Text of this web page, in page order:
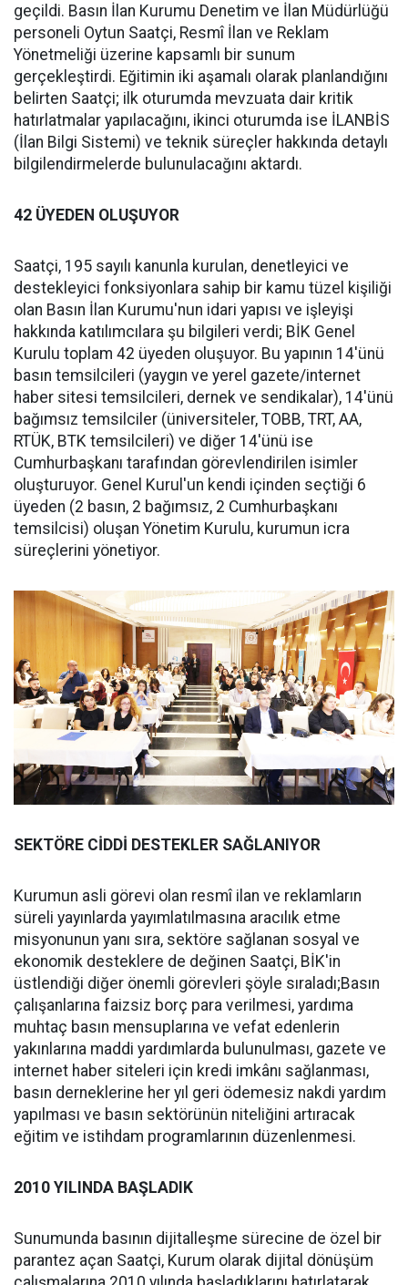
geçildi. Basın İlan Kurumu Denetim ve İlan Müdürlüğü
personeli Oytun Saatçi, Resmî İlan ve Reklam
Yönetmeliği üzerine kapsamlı bir sunum
gerçekleştirdi. Eğitimin iki aşamalı olarak planlandığını
belirten Saatçi; ilk oturumda mevzuata dair kritik
hatırlatmalar yapılacağını, ikinci oturumda ise İLANBİS
(İlan Bilgi Sistemi) ve teknik süreçler hakkında detaylı
bilgilendirmelerde bulunulacağını aktardı.
42 ÜYEDEN OLUŞUYOR
Saatçi, 195 sayılı kanunla kurulan, denetleyici ve
destekleyici fonksiyonlara sahip bir kamu tüzel kişiliği
olan Basın İlan Kurumu'nun idari yapısı ve işleyişi
hakkında katılımcılara şu bilgileri verdi; BİK Genel
Kurulu toplam 42 üyeden oluşuyor. Bu yapının 14'ünü
basın temsilcileri (yaygın ve yerel gazete/internet
haber sitesi temsilcileri, dernek ve sendikalar), 14'ünü
bağımsız temsilciler (üniversiteler, TOBB, TRT, AA,
RTÜK, BTK temsilcileri) ve diğer 14'ünü ise
Cumhurbaşkanı tarafından görevlendirilen isimler
oluşturuyor. Genel Kurul'un kendi içinden seçtiği 6
üyeden (2 basın, 2 bağımsız, 2 Cumhurbaşkanı
temsilcisi) oluşan Yönetim Kurulu, kurumun icra
süreçlerini yönetiyor.
SEKTÖRE CİDDİ DESTEKLER SAĞLANIYOR
Kurumun asli görevi olan resmî ilan ve reklamların
süreli yayınlarda yayımlatılmasına aracılık etme
misyonunun yanı sıra, sektöre sağlanan sosyal ve
ekonomik desteklere de değinen Saatçi, BİK'in
üstlendiği diğer önemli görevleri şöyle sıraladı;Basın
çalışanlarına faizsiz borç para verilmesi, yardıma
muhtaç basın mensuplarına ve vefat edenlerin
yakınlarına maddi yardımlarda bulunulması, gazete ve
internet haber siteleri için kredi imkânı sağlanması,
basın derneklerine her yıl geri ödemesiz nakdi yardım
yapılması ve basın sektörünün niteliğini artıracak
eğitim ve istihdam programlarının düzenlenmesi.
2010 YILINDA BAŞLADIK
Sunumunda basının dijitalleşme sürecine de özel bir
parantez açan Saatçi, Kurum olarak dijital dönüşüm